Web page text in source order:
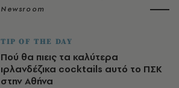
Newsroom
TIP OF THE DAY
Πού θα πιεις τα καλύτερα
ιρλανδέζικα cocktails αυτό το ΠΣΚ
στην Αθήνα